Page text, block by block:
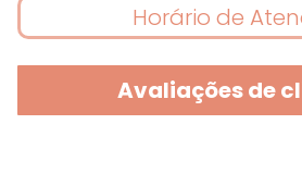
Horário de
Avaliações de